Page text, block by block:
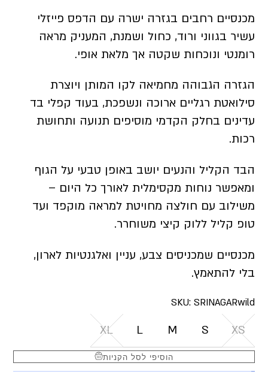
מכנסיים רחבים בגזרה ישרה עם הדפס פייזלי
עשיר בגווני ורוד, כחול ושמנת, המעניק מראה
רומנטי ונוכחות שקטה אך מלאת אופי.
הגזרה הגבוהה מחמיאה לקו המותן ויוצרת
סילואטת רגליים ארוכה ונשפכת, בעוד קפלי בד
עדינים בחלק הקדמי מוסיפים תנועה ותחושת
רכות.
הבד הקליל והנעים יושב באופן טבעי על הגוף
ומאפשר נוחות מקסימלית לאורך כל היום –
משילוב עם חולצה מחויטת למראה מוקפד ועד
טופ קליל ללוק קיצי משוחרר.
מכנסיים שמכניסים צבע, עניין ואלגנטיות לארון,
בלי להתאמץ.
SKU: SRINAGARwild
XS
S
M
L
XL
הוסיפי לסל הקניות